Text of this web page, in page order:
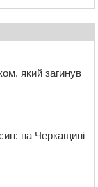
який загинув
на Черкащині